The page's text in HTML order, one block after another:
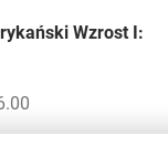
Wzrost I: